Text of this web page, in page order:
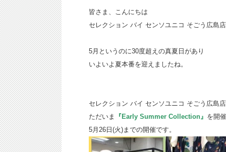
皆さま、こんにちは
セレクション バイ センソユニコ そごう広島
5月というのに30度超えの真夏日があり
いよいよ夏本番を迎えましたね。
セレクション バイ センソユニコ そごう広島
ただいま
『Early Summer Collection』 を開
5月26日(火)までの開催です。